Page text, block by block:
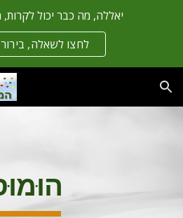
יאללה, מה כבר יכול לקרות,
לחצו לשאלה,